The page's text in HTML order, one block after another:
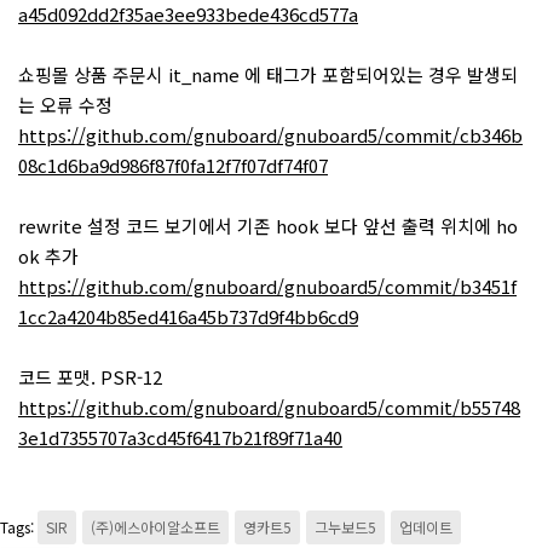
a45d092dd2f35ae3ee933bede436cd577a
쇼핑몰 상품 주문시 it_name 에 태그가 포함되어있는 경우 발생되
는 오류 수정
https://github.com/gnuboard/gnuboard5/commit/cb346b
08c1d6ba9d986f87f0fa12f7f07df74f07
rewrite 설정 코드 보기에서 기존 hook 보다 앞선 출력 위치에 ho
ok 추가
https://github.com/gnuboard/gnuboard5/commit/b3451f
1cc2a4204b85ed416a45b737d9f4bb6cd9
코드 포맷. PSR-12
https://github.com/gnuboard/gnuboard5/commit/b55748
3e1d7355707a3cd45f6417b21f89f71a40
Tags: SIR (주)에스아이알소프트 영카트5 그누보드5
업데이트